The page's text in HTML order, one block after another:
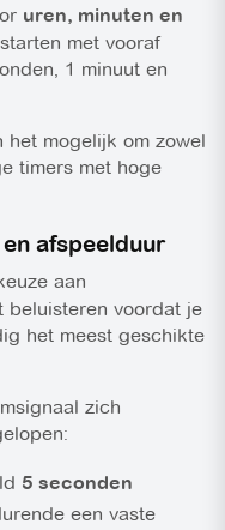
uren, minuten en
met vooraf
, 1 minuut en
het mogelijk om zowel
timers met hoge
afspeelduur
aan
beluisteren voordat je
het meest geschikte
zich
5 seconden
een vaste